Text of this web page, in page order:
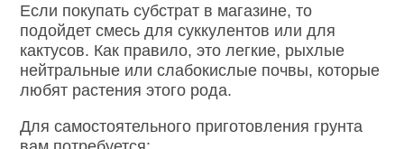
Если покупать субстрат в магазине, то
подойдет смесь для суккулентов или для
кактусов. Как правило, это легкие, рыхлые
нейтральные или слабокислые почвы, которые
любят растения этого рода.
Для самостоятельного приготовления грунта